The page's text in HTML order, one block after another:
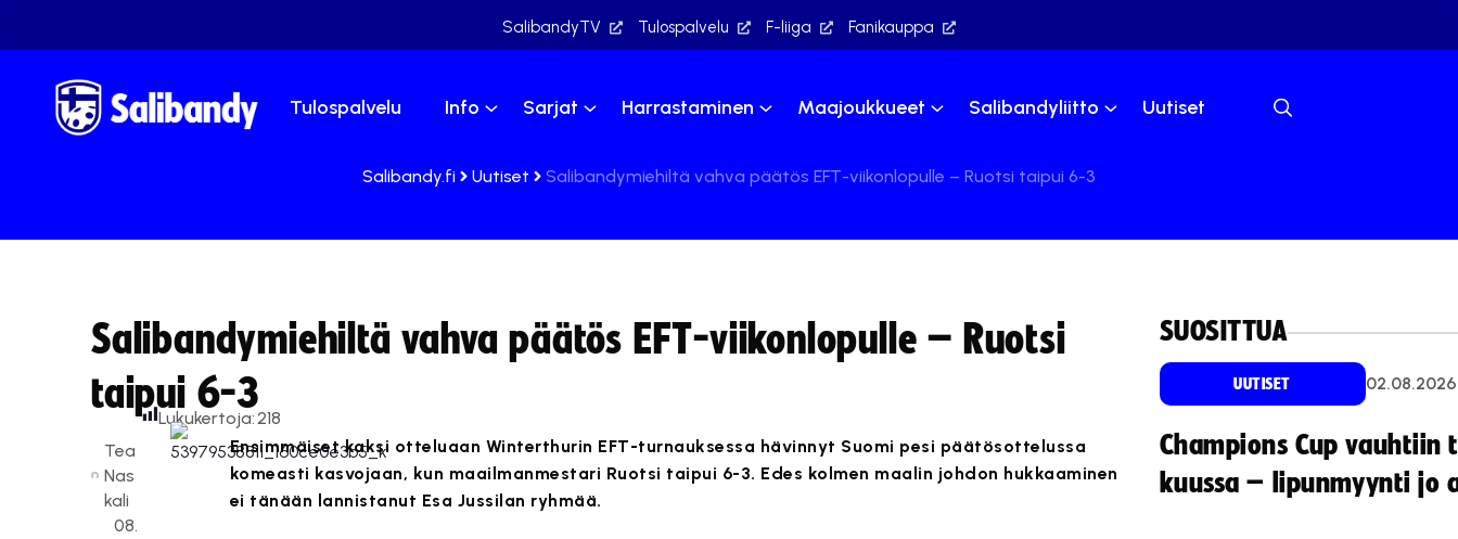
SalibandyTV Tulospalvelu F-liiga Fanikauppa
Tulospalvelu Info Sarjat Harrastaminen Maajoukkueet Salibandyliitto Uutiset
Salibandy.fi Uutiset Salibandymiehiltä vahva päätös EFT-viikonlopulle – Ruotsi taipui 6-3
Salibandymiehiltä vahva päätös EFT-viikonlopulle – Ruotsi
taipui 6-3
Tea
Nas
kali
08.
Lukukertoja:218
Ensimmäiset kaksi otteluaan Winterthurin EFT-turnauksessa hävinnyt Suomi pesi päätösottelussa
komeasti kasvojaan, kun maailmanmestari Ruotsi taipui 6-3. Edes kolmen maalin johdon hukkaaminen
ei tänään lannistanut Esa Jussilan ryhmää.
SUOSITTUA
UUTISET 02.08.2026
Champions Cup vauhtiin
kuussa – lipunmyynti jo